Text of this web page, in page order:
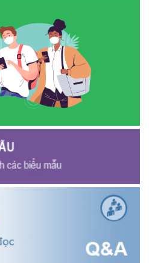
SĨ
ương 3, khóa XIV của Tổng Bí
ĐẠI DIỆN TỈNH ĐẮK LẮK QUẢNG
LỄ NÔNG SẢN VÀ SẢN PHẨM
2026
lớp Nhân dân xã Cư M'gar tích